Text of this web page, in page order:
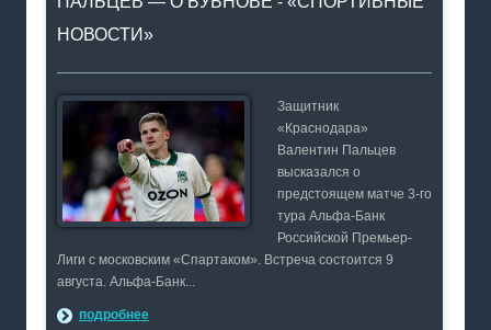
НОВОСТИ»
Защитник
«Краснодара»
Валентин Пальцев
высказался о
предстоящем матче 3-го
тура Альфа-Банк
Российской Премьер-
Лиги с московским «Спартаком». Встреча состоится 9
августа. Альфа-Банк...
подробнее